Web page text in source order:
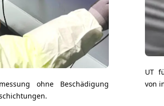
ohne Beschädigung
UT
von